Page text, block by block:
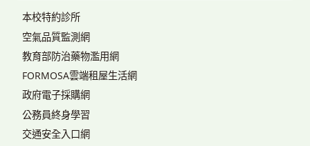
本校特約診所
空氣品質監測網
教育部防治藥物濫用網
FORMOSA雲端租屋生活網
政府電子採購網
公務員終身學習
交通安全入口網